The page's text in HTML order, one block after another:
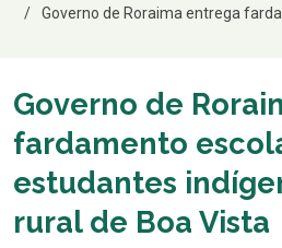
Governo de Roraima entrega
Governo de
fardamento
estudantes
rural de Boa Vista